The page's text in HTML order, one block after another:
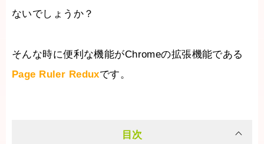
ないでしょうか？
そんな時に便利な機能がChromeの拡張機能である
Page Ruler Reduxです。
目次